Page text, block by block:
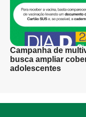
Campanha de
busca ampliar
adolescentes